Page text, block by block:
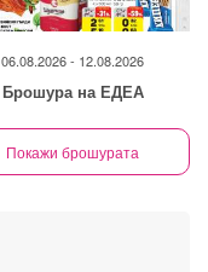
06.08.2026 - 12.08.2026
Брошура на ЕДЕА
Покажи брошурата